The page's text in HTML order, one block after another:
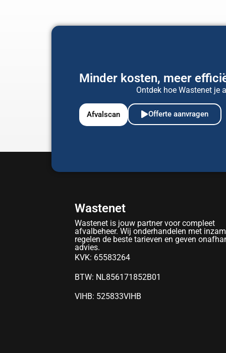
Minder kosten, meer
Ontdek hoe Wastenet je
Afvalscan Offerte aanvragen
Wastenet
Wastenet is jouw partner voor compleet
afvalbeheer. Wij onderhandelen met
regelen de beste tarieven en geven
advies.
KVK: 65583264
BTW: NL856171852B01
VIHB: 525833VIHB